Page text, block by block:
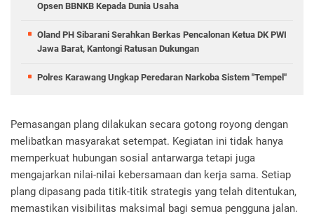
Opsen BBNKB Kepada Dunia Usaha
Oland PH Sibarani Serahkan Berkas Pencalonan Ketua DK PWI
Jawa Barat, Kantongi Ratusan Dukungan
Polres Karawang Ungkap Peredaran Narkoba Sistem "Tempel"
Pemasangan plang dilakukan secara gotong royong dengan
melibatkan masyarakat setempat. Kegiatan ini tidak hanya
memperkuat hubungan sosial antarwarga tetapi juga
mengajarkan nilai-nilai kebersamaan dan kerja sama. Setiap
plang dipasang pada titik-titik strategis yang telah ditentukan,
memastikan visibilitas maksimal bagi semua pengguna jalan.